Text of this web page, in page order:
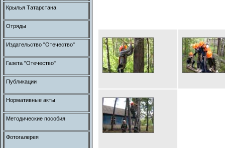
Крылья Татарстана
Отряды
Издательство "Отечество"
Газета "Отечество"
Публикации
Нормативные акты
Методические пособия
Фотогалерея